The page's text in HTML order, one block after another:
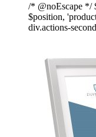
/* @noEscape */
$position,
div.actions-